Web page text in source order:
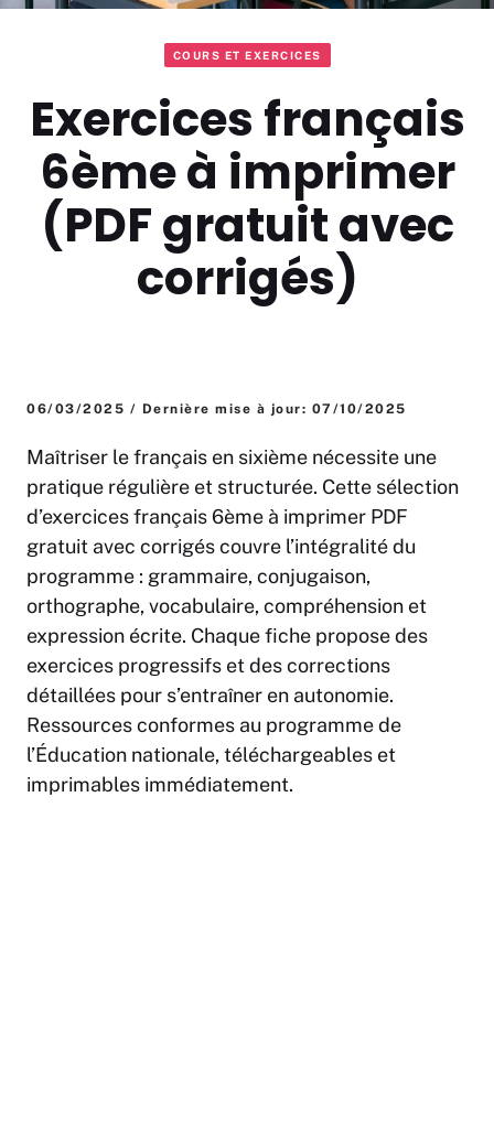
COURS ET EXERCICES
Exercices français
6ème à imprimer
(PDF gratuit avec
corrigés)
06/03/2025 / Dernière mise à jour: 07/10/2025
Maîtriser le français en sixième nécessite une
pratique régulière et structurée. Cette sélection
d’exercices français 6ème à imprimer PDF
gratuit avec corrigés couvre l’intégralité du
programme : grammaire, conjugaison,
orthographe, vocabulaire, compréhension et
expression écrite. Chaque fiche propose des
exercices progressifs et des corrections
détaillées pour s’entraîner en autonomie.
Ressources conformes au programme de
l’Éducation nationale, téléchargeables et
imprimables immédiatement.